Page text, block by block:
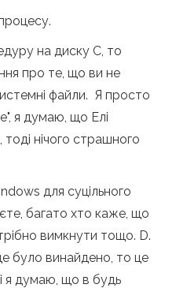
на диску С, то
про те, що ви не
файли. Я просто
я думаю, що Елі
тоді нічого страшного
для суцільного
багато хто каже, що
вимкнути тощо. D.
було винайдено, то це
я думаю, що в будь